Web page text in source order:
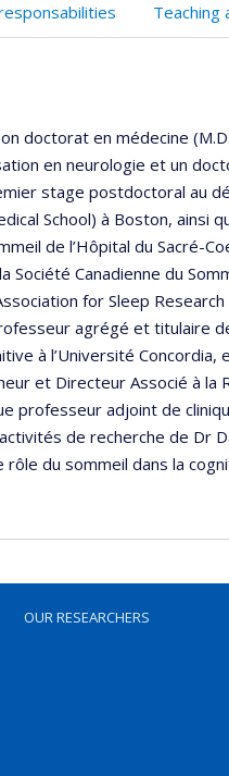
web
Teaching
doctorat en médecine
en neurologie et un
stage postdoctoral au
School) à Boston, ainsi
de l’Hôpital du Sacré-
Canadienne du
for Sleep
agrégé et titulaire
à l’Université
et Directeur Associé à la
professeur adjoint de
de recherche de Dr
du sommeil dans la
OUR RESEARCHERS